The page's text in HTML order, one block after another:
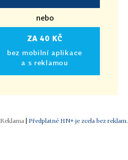
nebo
ZA 40 KČ
bez mobilní aplikace
a s reklamou
Předplatné HN+ je zcela bez reklam.